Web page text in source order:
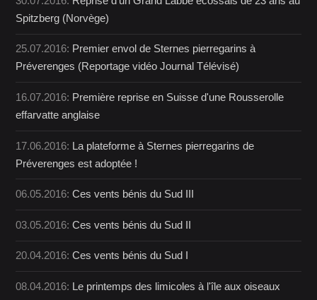
Spitzberg (Norvège)
25.07.2016: Premier envol de Sternes pierregarins à
Préverenges (Reportage vidéo Journal Télévisé)
16.07.2016: Première reprise en Suisse d'une Rousserolle
effarvatte anglaise
17.06.2016: La plateforme à Sternes pierregarins de
Préverenges est adoptée !
06.05.2016:Ces vents bénis du Sud III
03.05.2016:Ces vents bénis du Sud II
20.04.2016:Ces vents bénis du Sud I
08.04.2016: Le printemps des limicoles à l'île aux oiseaux